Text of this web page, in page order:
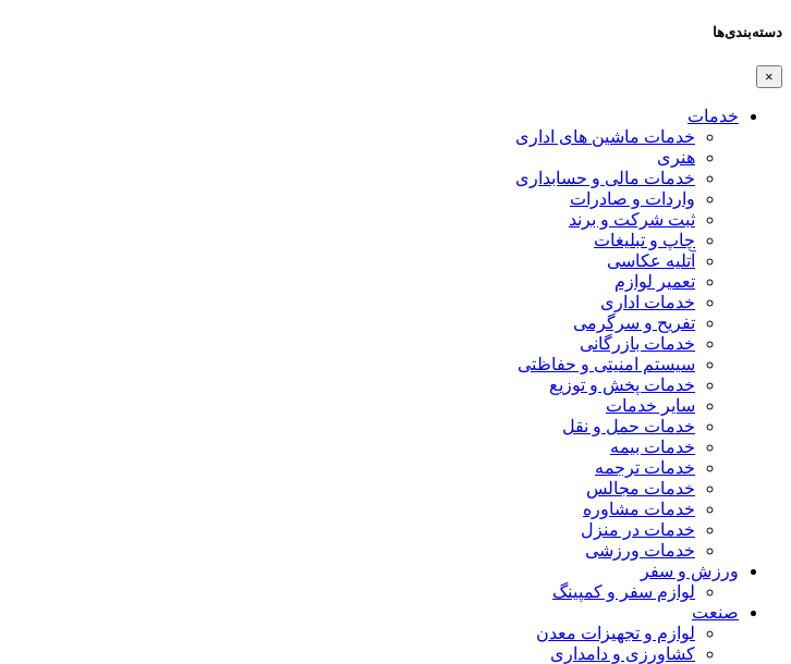
دسته‌بندی‌ها
×
خدمات
خدمات ماشین های اداری
هنری
خدمات مالی و حسابداری
واردات و صادرات
ثبت شرکت و برند
چاپ و تبلیغات
آتلیه عکاسی
تعمیر لوازم
خدمات اداری
تفریح و سرگرمی
خدمات بازرگانی
سیستم امنیتی و حفاظتی
خدمات پخش و توزیع
سایر خدمات
خدمات حمل و نقل
خدمات بیمه
خدمات ترجمه
خدمات مجالس
خدمات مشاوره
خدمات در منزل
خدمات ورزشی
ورزش و سفر
لوازم سفر و کمپینگ
صنعت
لوازم و تجهیزات معدن
کشاورزی و دامداری